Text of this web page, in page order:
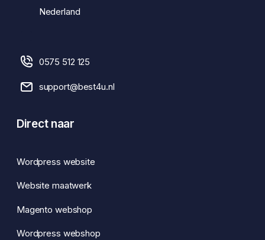
Nederland
0575 512 125
support@best4u.nl
Direct naar
Wordpress website
Website maatwerk
Magento webshop
Wordpress webshop